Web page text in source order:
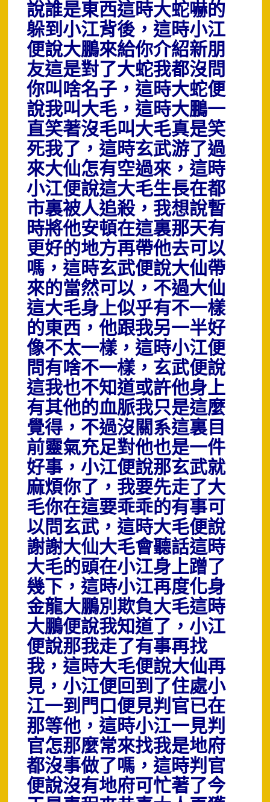
說誰是東西這時大蛇嚇的
躲到小江背後，這時小江
便說大鵬來給你介紹新朋
友這是對了大蛇我都沒問
你叫啥名子，這時大蛇便
說我叫大毛，這時大鵬一
直笑著沒毛叫大毛真是笑
死我了，這時玄武游了過
來大仙怎有空過來，這時
小江便說這大毛生長在都
市裏被人追殺，我想說暫
時將他安頓在這裏那天有
更好的地方再帶他去可以
嗎，這時玄武便說大仙帶
來的當然可以，不過大仙
這大毛身上似乎有不一樣
的東西，他跟我另一半好
像不太一樣，這時小江便
問有啥不一樣，玄武便說
這我也不知道或許他身上
有其他的血脈我只是這麼
覺得，不過沒關系這裏目
前靈氣充足對他也是一件
好事，小江便說那玄武就
麻煩你了，我要先走了大
毛你在這要乖乖的有事可
以問玄武，這時大毛便說
謝謝大仙大毛會聽話這時
大毛的頭在小江身上蹭了
幾下，這時小江再度化身
金龍大鵬別欺負大毛這時
大鵬便說我知道了，小江
便說那我走了有事再找
我，這時大毛便說大仙再
見，小江便回到了住處小
江一到門口便見判官已在
那等他，這時小江一見判
官怎那麼常來找我是地府
都沒事做了嗎，這時判官
便說沒有地府可忙著了今